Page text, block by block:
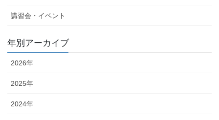
講習会・イベント
年別アーカイブ
2026年
2025年
2024年